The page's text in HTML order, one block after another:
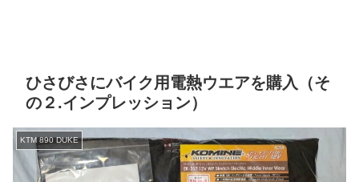
ひさびさにバイク用電熱ウエアを購入（そ
の２.インプレッション）
KTM 890 DUKE